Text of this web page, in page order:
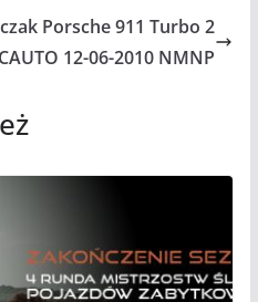
Porsche 911 Turbo 2
12-06-2010 NMNP